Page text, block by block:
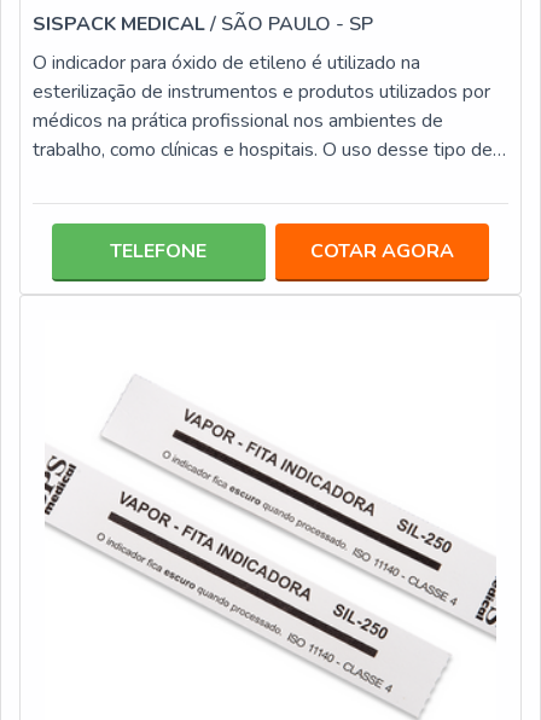
SISPACK MEDICAL/ SÃO PAULO - SP
O indicador para óxido de etileno é utilizado na
esterilização de instrumentos e produtos utilizados por
médicos na prática profissional nos ambientes de
trabalho, como clínicas e hospitais. O uso desse tipo de
habilitados, os quais contam com um conhecimento
essencial para um serviço de qualidade. Para a
esterilização por óxido de etileno é necessário que se
TELEFONE COTAR AGORA